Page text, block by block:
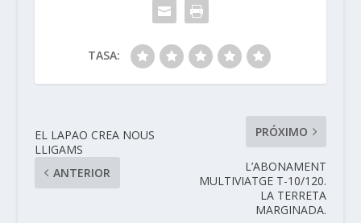
TASA:
EL LAPAO CREA NOUS
LLIGAMS
ANTERIOR
PRÓXIMO
L’ABONAMENT
MULTIVIATGE T-10/120.
LA TERRETA
MARGINADA.